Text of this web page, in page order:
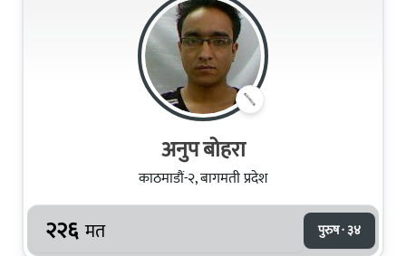
अनुप बोहरा
काठमाडौं-२, बागमती प्रदेश
२२६ मत पुरुष · ३४